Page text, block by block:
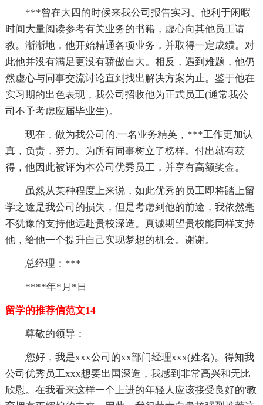
***曾在大四的时候来我公司报告实习。他利于闲暇
时间大量阅读参考有关业务的书籍，虚心向其他员工请
教。渐渐地，他开始精通各项业务，并取得一定成绩。对
此他并没有满足更没有骄傲自大。相反，遇到难题，他仍
然虚心与同事交流讨论直到找出解决方案为止。鉴于他在
实习期的出色表现，我公司招收他为正式员工(通常我公
司不予考虑应届毕业生)。
现在，做为我公司的.一名业务精英，***工作更加认
真，负责，努力。为所有同事树立了榜样。付出就有获
得，他因此被评为本公司优秀员工，并享有高额奖金。
虽然从某种程度上来说，如此优秀的员工即将踏上留
学之途是我公司的损失，但是考虑到他的前途，我依然毫
不犹豫的支持他远赴贵校深造。真诚期望贵校能同样支持
他，给他一个提升自己实现梦想的机会。谢谢。
总经理：***
****年*月*日
留学的推荐信范文14
尊敬的领导：
您好，我是xxx公司的xx部门经理xxx(姓名)。得知我
公司优秀员工xxx想要出国深造，我感到非常高兴和无比
欣慰。在我看来这样一个上进的年轻人应该接受良好的'教